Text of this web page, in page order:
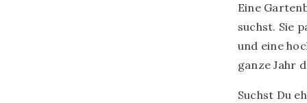
Eine
suchst. Sie
und eine
ganze Jahr
Suchst Du